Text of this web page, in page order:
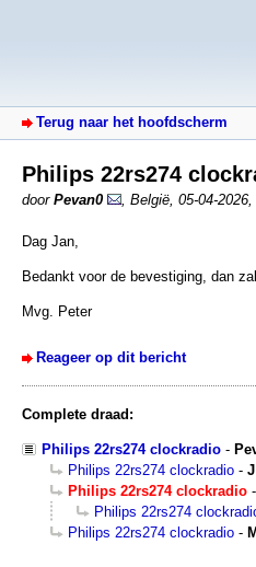
Terug naar het hoofdscherm
Philips 22rs274
door Pevan0 België 05-04-
Dag Jan,
Bedankt voor de bevestiging, dan
Mvg. Peter
Reageer op dit bericht
Complete draad:
Philips 22rs274 clockradio -
Philips 22rs274 clockradio -
Philips 22rs274 clockradio -
Philips 22rs274
Philips 22rs274 clockradio -